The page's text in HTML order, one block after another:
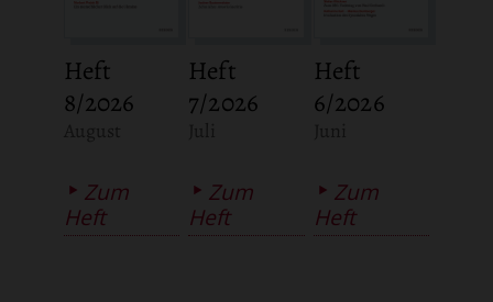
Heft
8/2026
Zum
Heft
Heft
7/2026
Zum
Heft
Heft
6/2026
Zum
Heft